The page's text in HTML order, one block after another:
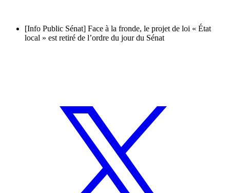
[Info Public Sénat] Face à la fronde, le projet de loi « État
local » est retiré de l’ordre du jour du Sénat